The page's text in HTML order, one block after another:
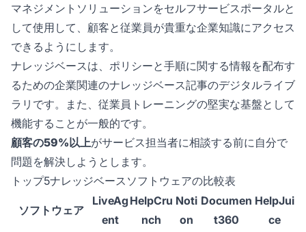
マネジメントソリューションをセルフサービスポータルと
して使用して、顧客と従業員が貴重な企業知識にアクセス
できるようにします。
ナレッジベースは、ポリシーと手順に関する情報を配布す
るための企業関連のナレッジベース記事のデジタルライブ
ラリです。また、従業員トレーニングの堅実な基盤として
機能することが一般的です。
顧客の59%以上がサービス担当者に相談する前に自分で
問題を解決しようとします。
トップ5ナレッジベースソフトウェアの比較表
ソフトウェア
LiveAg
ent
HelpCru
nch
Noti
on
Documen
t360
HelpJui
ce